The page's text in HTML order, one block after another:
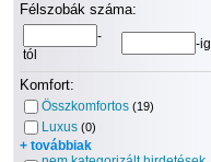
Félszobák száma:
-
tól
-ig
Komfort:
Összkomfortos (19)
Luxus (0)
+ továbbiak